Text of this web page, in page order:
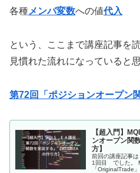
各種メンバ変数への値代入
という、ここまで講座記事を
見慣れた流れになっていると思
第72回「ポジションオープン
【超入門】
ンオープン関
方】
前回の講座記事
1回目 でした。
「OriginalTrade